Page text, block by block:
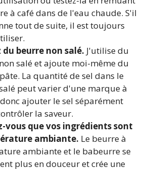
à café dans de l'eau chaude. S'il
tout de suite, il est toujours
du beurre non salé. J'utilise du
salé et ajoute moi-même du
La quantité de sel dans le
peut varier d'une marque à
ajouter le sel séparément
la saveur.
vous que vos ingrédients sont
ambiante. Le beurre à
ambiante et le babeurre se
plus en douceur et crée une